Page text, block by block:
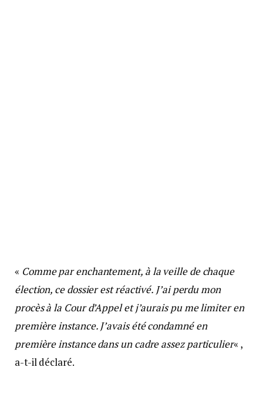
« Comme par enchantement, à la veille de chaque
élection, ce dossier est réactivé. J’ai perdu mon
procès à la Cour d’Appel et j’aurais pu me limiter en
première instance. J’avais été condamné en
première instance dans un cadre assez particulier« ,
a-t-il déclaré.